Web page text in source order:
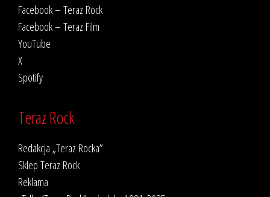
Facebook – Teraz Rock
Facebook – Teraz Film
YouTube
X
Spotify
Teraz Rock
Redakcja „Teraz Rocka”
Sklep Teraz Rock
Reklama